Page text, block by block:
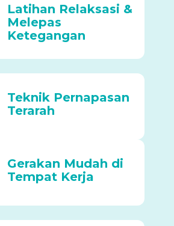
Latihan Relaksasi &
Melepas
Ketegangan
Teknik Pernapasan
Terarah
Gerakan Mudah di
Tempat Kerja